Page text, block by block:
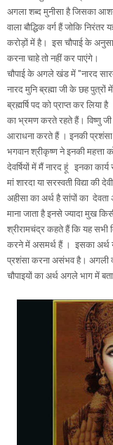
अगला शब्द मुनीसा है जिसका
वाला बौद्धिक वर्ग हैं जोकि
करोड़ों में है। ‌ इस चौपाई के
करना चाहे तो नहीं कर पाएंगे।
चौपाई के अगले खंड में "नारद
नारद मुनि ब्रह्मा जी के छह
ब्रह्मर्षि पद को प्राप्त कर
का भ्रमण करते रहते हैं। विष्णु
आराधना करते हैं । इनकी
भगवान श्रीकृष्ण ने इनकी महत्ता
देवर्षियों में मैं नारद हूं इनका
मां शारदा या सरस्वती विद्या की
अहीसा का अर्थ है सांपों का
माना जाता है इनसे ज्यादा मुख
श्रीरामचंद्र कहते हैं कि यह सभी
करने में असमर्थ हैं । इसका अर्थ
प्रशंसा करना असंभव है। अगली
चौपाइयों का अर्थ अगले भाग में